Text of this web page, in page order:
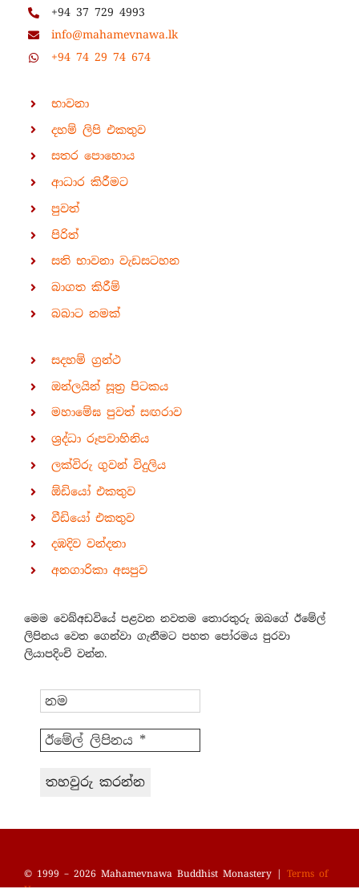
+94 37 729 4993
info@mahamevnawa.lk
+94 74 29 74 674
භාවනා
දහම් ලිපි එකතුව
සතර පොහොය
ආධාර කිරීමට
පුවත්
පිරිත්
සති භාවනා වැඩසටහන
බාගත කිරීම්
බබාට නමක්
සදහම් ග්‍රන්ථ
ඔන්ලයින් සූත්‍ර පිටකය
මහාමේඝ පුවත් සඟරාව
ශ්‍රද්ධා රූපවාහිනිය
ලක්විරු ගුවන් විදුලිය
ඕඩියෝ එකතුව
වීඩියෝ එකතුව
දඹදිව වන්දනා
අනගාරිකා අසපුව
මෙම වෙබ්අඩවියේ පළවන නවතම තොරතුරු ඔබගේ ඊමේල්
ලිපිනය වෙත ගෙන්වා ගැනීමට පහත පෝරමය පුරවා
ලියාපදිංචි වන්න.
© 1999 – 2026 Mahamevnawa Buddhist Monastery | Terms of
Use